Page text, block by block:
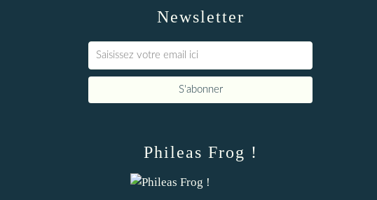
Newsletter
Phileas Frog !